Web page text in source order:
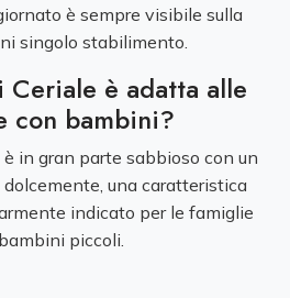
è sempre visibile sulla
singolo stabilimento.
Ceriale è adatta alle
con bambini?
in gran parte sabbioso con un
una caratteristica
indicato per le famiglie
piccoli.